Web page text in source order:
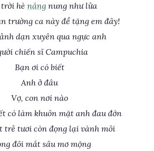
hè nắng nung như lửa
trường ca này để tặng em đây!
dạn xuyên qua ngực anh
chiến sĩ Campuchia
Bạn ơi có biết
Anh ở đâu
Vợ, con nơi nào
có làm khuôn mặt anh đau đớn
trẻ tươi còn đọng lại vành môi
đôi mắt sâu mơ mộng